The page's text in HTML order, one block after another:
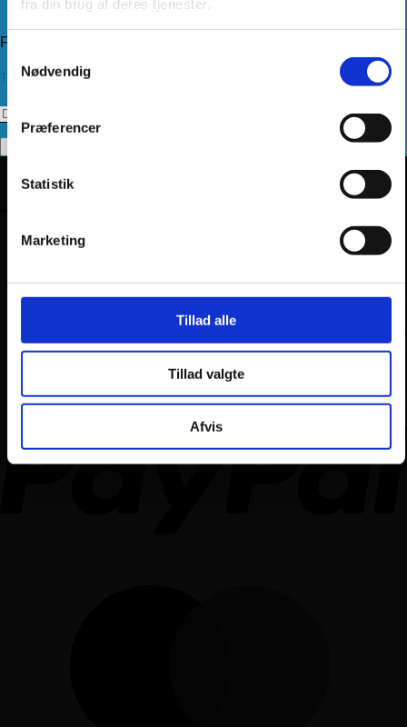
fra din brug af deres tjenester.
Nødvendig
Præferencer
Statistik
Marketing
Tillad alle
Tillad valgte
Afvis
Privatlivspolitik
Følg os
Tilmeld dig vores nyhedsbrev